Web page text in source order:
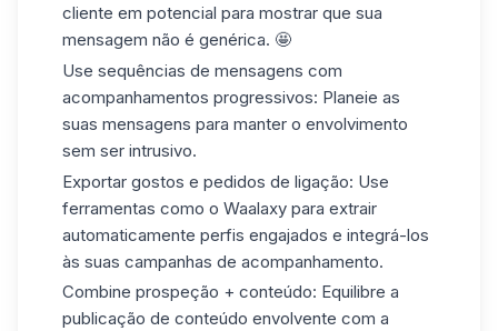
cliente em potencial para mostrar que sua
mensagem não é genérica. 🤩
Use sequências de mensagens com
acompanhamentos progressivos: Planeie as
suas mensagens para manter o envolvimento
sem ser intrusivo.
Exportar gostos e pedidos de ligação: Use
ferramentas como o Waalaxy para extrair
automaticamente perfis engajados e integrá-los
às suas campanhas de acompanhamento.
Combine prospeção + conteúdo: Equilibre a
publicação de conteúdo envolvente com a